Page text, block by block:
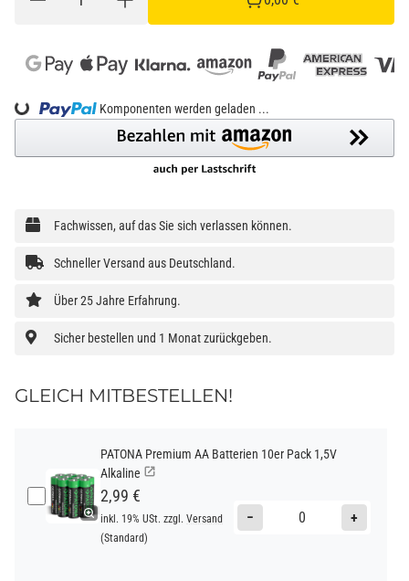
Komponenten werden geladen ...
Fachwissen, auf das Sie sich verlassen können.
Schneller Versand aus Deutschland.
Über 25 Jahre Erfahrung.
Sicher bestellen und 1 Monat zurückgeben.
GLEICH MITBESTELLEN!
PATONA Premium AA Batterien 10er Pack 1,5V
Alkaline
2,99 €
inkl. 19% USt. zzgl. Versand
(Standard)
− +